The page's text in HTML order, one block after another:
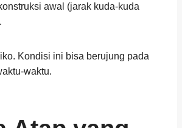
awal (jarak kuda-kuda
Kondisi ini bisa berujung pada
waktu.